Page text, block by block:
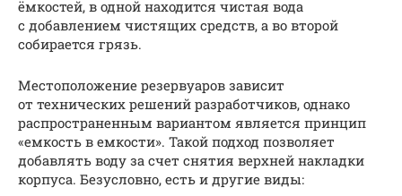
ёмкостей, в одной находится чистая вода
с добавлением чистящих средств, а во второй
собирается грязь.
Местоположение резервуаров зависит
от технических решений разработчиков, однако
распространенным вариантом является принцип
«емкость в емкости». Такой подход позволяет
добавлять воду за счет снятия верхней накладки
корпуса. Безусловно, есть и другие виды: